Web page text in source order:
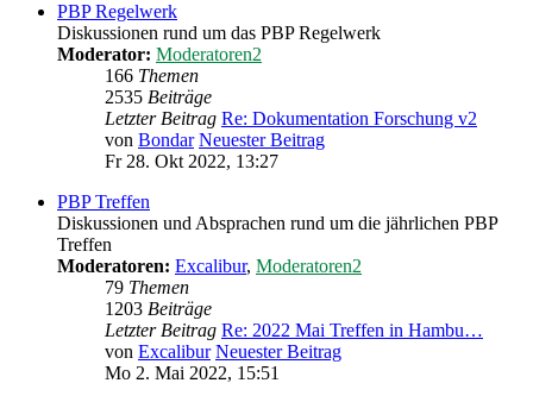
PBP Regelwerk
Diskussionen rund um das PBP Regelwerk
Moderator: Moderatoren2
166 Themen
2535 Beiträge
Letzter Beitrag Re: Dokumentation Forschung v2
von Bondar Neuester Beitrag
Fr 28. Okt 2022, 13:27
PBP Treffen
Diskussionen und Absprachen rund um die jährlichen PBP
Treffen
Moderatoren: Excalibur, Moderatoren2
79 Themen
1203 Beiträge
Letzter Beitrag Re: 2022 Mai Treffen in Hambu…
von Excalibur Neuester Beitrag
Mo 2. Mai 2022, 15:51